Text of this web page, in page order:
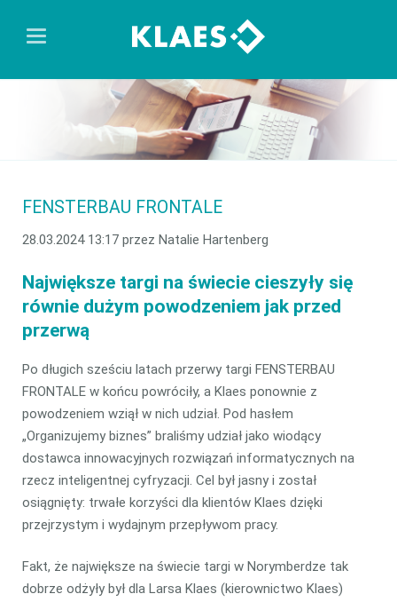
FENSTERBAU FRONTALE
28.03.2024 13:17przez Natalie Hartenberg
Największe targi na świecie cieszyły się
równie dużym powodzeniem jak przed
przerwą
Po długich sześciu latach przerwy targi FENSTERBAU
FRONTALE w końcu powróciły, a Klaes ponownie z
powodzeniem wziął w nich udział. Pod hasłem
„Organizujemy biznes” braliśmy udział jako wiodący
dostawca innowacyjnych rozwiązań informatycznych na
rzecz inteligentnej cyfryzacji. Cel był jasny i został
osiągnięty: trwałe korzyści dla klientów Klaes dzięki
przejrzystym i wydajnym przepływom pracy.
Fakt, że największe na świecie targi w Norymberdze tak
dobrze odżyły był dla Larsa Klaes (kierownictwo Klaes)